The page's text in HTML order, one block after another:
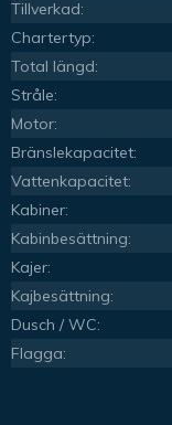
Tillverkad:
Chartertyp:
Total längd:
Stråle:
Motor:
Bränslekapacitet:
Vattenkapacitet:
Kabiner:
Kabinbesättning:
Kajer:
Kajbesättning:
Dusch / WC:
Flagga: